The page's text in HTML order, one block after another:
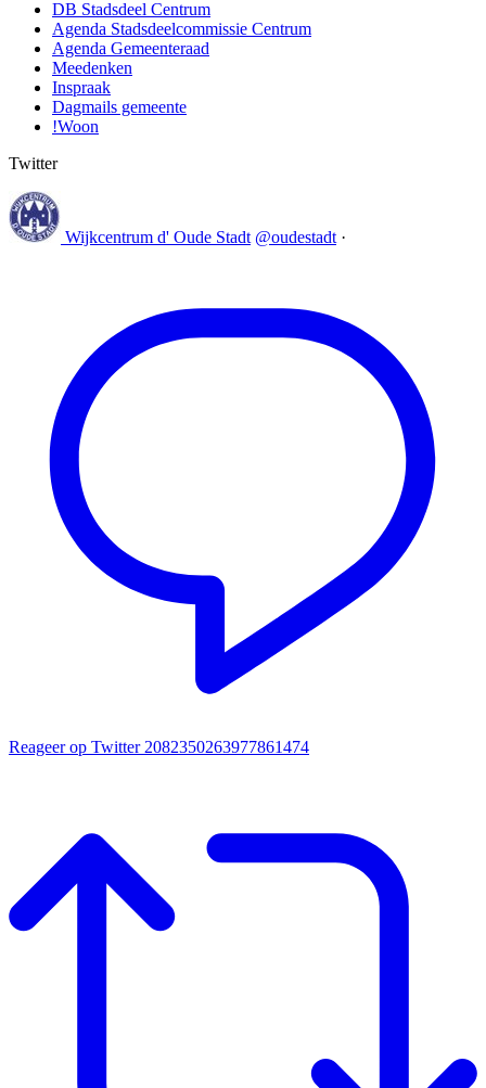
DB Stadsdeel Centrum
Agenda Stadsdeelcommissie Centrum
Agenda Gemeenteraad
Meedenken
Inspraak
Dagmails gemeente
!Woon
Twitter
Wijkcentrum d' Oude Stadt @oudestadt ·
Reageer op Twitter 2082350263977861474